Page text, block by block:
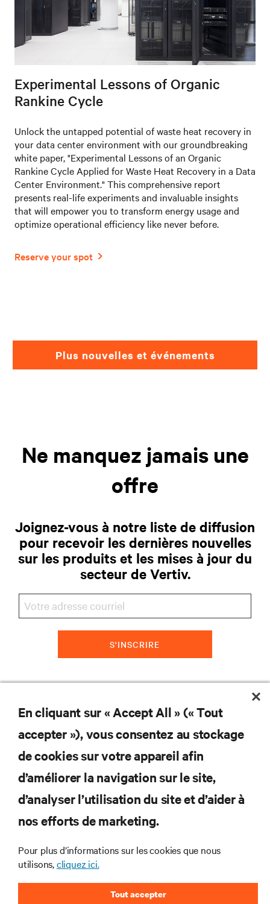
Experimental Lessons of Organic
Rankine Cycle
Unlock the untapped potential of waste heat recovery in
your data center environment with our groundbreaking
white paper, "Experimental Lessons of an Organic
Rankine Cycle Applied for Waste Heat Recovery in a Data
Center Environment." This comprehensive report
presents real-life experiments and invaluable insights
that will empower you to transform energy usage and
optimize operational efficiency like never before.
Plus nouvelles et événements
Ne manquez jamais une
offre
Joignez-vous à notre liste de diffusion
pour recevoir les dernières nouvelles
sur les produits et les mises à jour du
secteur de Vertiv.
S'INSCRIRE
RESSOURCES
SOUTIEN
ENTREPRISE
En cliquant sur « Accept All » (« Tout
accepter »), vous consentez au stockage
de cookies sur votre appareil afin
d’améliorer la navigation sur le site,
d’analyser l’utilisation du site et d’aider à
nos efforts de marketing.
Pour plus d’informations sur les cookies que nous
utilisons,cliquez ici.
Tout accepter